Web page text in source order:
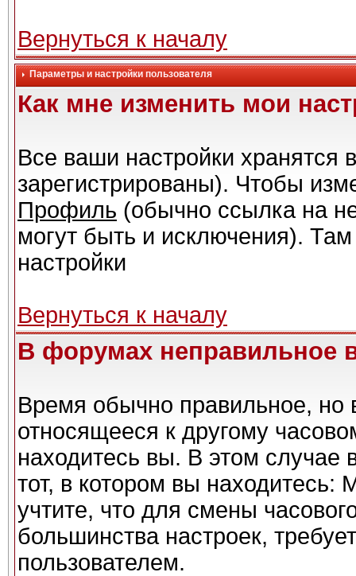
Вернуться к началу
Параметры и настройки пользователя
Как мне изменить мои
Все ваши настройки хранятся
зарегистрированы). Чтобы
Профиль (обычно ссылка на
могут быть и исключения).
настройки
Вернуться к началу
В форумах неправильное
Время обычно правильное, но
относящееся к другому
находитесь вы. В этом случае
тот, в котором вы находитесь:
учтите, что для смены
большинства настроек,
пользователем.